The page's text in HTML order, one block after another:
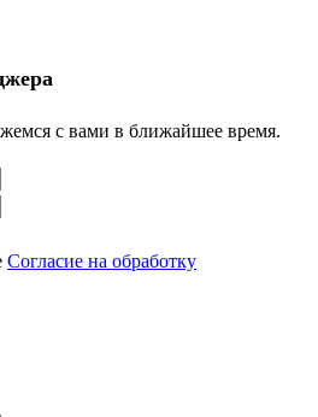
с вами в ближайшее время.
Согласие на обработку